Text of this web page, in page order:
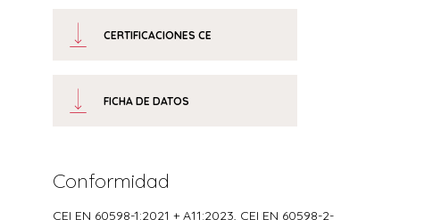
CERTIFICACIONES CE
FICHA DE DATOS
Conformidad
CEI EN 60598-1:2021 + A11:2023, CEI EN 60598-2-